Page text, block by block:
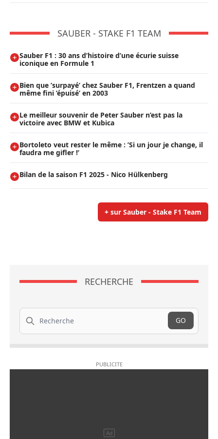
SAUBER - STAKE F1 TEAM
Sauber F1 : 30 ans d’histoire d’une écurie suisse
iconique en Formule 1
Bien que ’surpayé’ chez Sauber F1, Frentzen a quand
même fini ’épuisé’ en 2003
Le meilleur souvenir de Peter Sauber n’est pas la
victoire avec BMW et Kubica
Bortoleto veut rester le même : ’Si un jour je change, il
faudra me gifler !’
Bilan de la saison F1 2025 - Nico Hülkenberg
+ sur Sauber - Stake F1 Team
RECHERCHE
Recherche
GO